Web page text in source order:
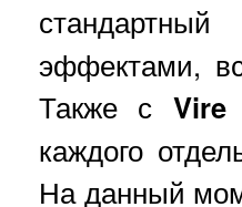
стандартный
эффектами,
Также с Vire
каждого
На данный